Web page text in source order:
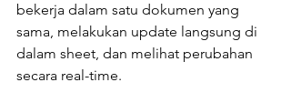
bekerja dalam satu dokumen yang
sama, melakukan update langsung di
dalam sheet, dan melihat perubahan
secara real-time.